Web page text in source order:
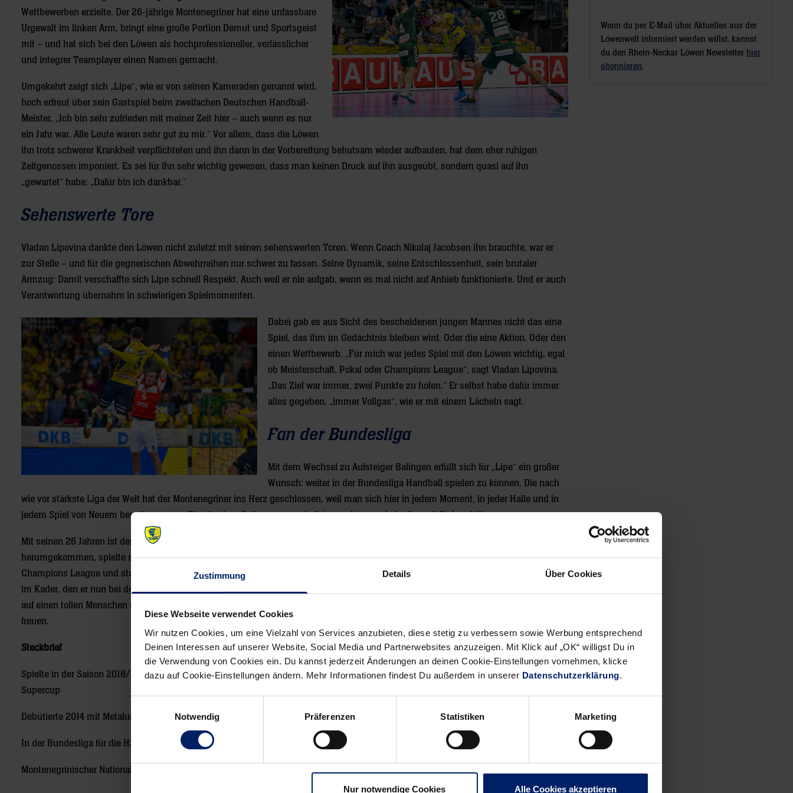
Zustimmung Details Über Cookies
Diese Webseite verwendet Cookies
Wir nutzen Cookies, um eine Vielzahl von Services anzubieten, diese stetig zu verbessern sowie Werbung entsprechend
Deinen Interessen auf unserer Website, Social Media und Partnerwebsites anzuzeigen. Mit Klick auf „OK“ willigst Du in
die Verwendung von Cookies ein. Du kannst jederzeit Änderungen an deinen Cookie-Einstellungen vornehmen, klicke
dazu auf Cookie-Einstellungen ändern. Mehr Informationen findest Du außerdem in unserer Datenschutzerklärung.
Notwendig
Präferenzen Statistiken Marketing
Nur notwendige Cookies Alle Cookies akzeptieren
Wettbewerben erzielte. Der 26-jährige Montenegriner hat eine unfassbare
Urgewalt im linken Arm, bringt eine große Portion Demut und Sportsgeist
mit – und hat sich bei den Löwen als hochprofessioneller, verlässlicher
und integrer Teamplayer einen Namen gemacht.
Umgekehrt zeigt sich „Lipe“, wie er von seinen Kameraden genannt wird,
hoch erfreut über sein Gastspiel beim zweifachen Deutschen Handball-
Meister. „Ich bin sehr zufrieden mit meiner Zeit hier – auch wenn es nur
ein Jahr war. Alle Leute waren sehr gut zu mir.“ Vor allem, dass die Löwen
ihn trotz schwerer Krankheit verpflichteten und ihn dann in der Vorbereitung behutsam wieder aufbauten, hat dem eher ruhigen
Zeitgenossen imponiert. Es sei für ihn sehr wichtig gewesen, dass man keinen Druck auf ihn ausgeübt, sondern quasi auf ihn
„gewartet“ habe: „Dafür bin ich dankbar.“
Sehenswerte Tore
Vladan Lipovina dankte den Löwen nicht zuletzt mit seinen sehenswerten Toren. Wenn Coach Nikolaj Jacobsen ihn brauchte, war er
zur Stelle – und für die gegnerischen Abwehrreihen nur schwer zu fassen. Seine Dynamik, seine Entschlossenheit, sein brutaler
Armzug: Damit verschaffte sich Lipe schnell Respekt. Auch weil er nie aufgab, wenn es mal nicht auf Anhieb funktionierte. Und er auch
Verantwortung übernahm in schwierigen Spielmomenten.
Dabei gab es aus Sicht des bescheidenen jungen Mannes nicht das eine
Spiel, das ihm im Gedächtnis bleiben wird. Oder die eine Aktion. Oder den
einen Wettbewerb. „Für mich war jedes Spiel mit den Löwen wichtig, egal
ob Meisterschaft, Pokal oder Champions League“, sagt Vladan Lipovina.
„Das Ziel war immer, zwei Punkte zu holen.“ Er selbst habe dafür immer
alles gegeben, „immer Vollgas“, wie er mit einem Lächeln sagt.
Fan der Bundesliga
Mit dem Wechsel zu Aufsteiger Balingen erfüllt sich für „Lipe“ ein großer
Wunsch: weiter in der Bundesliga Handball spielen zu können. Die nach
wie vor stärkste Liga der Welt hat der Montenegriner ins Herz geschlossen, weil man sich hier in jedem Moment, in jeder Halle und in
jedem Spiel von Neuem beweisen muss. Dies in einer Spitzenmannschaft tun zu können, habe ihn mit Stolz erfüllt.
Mit seinen 26 Jahren ist der Rückraum-Rechte schon ganz schön
herumgekommen, spielte schon mit Anfang 20 bei Metalurg Skopje in der
Champions League und stand eine kurze Zeit zusammen mit Filip Taleski
im Kader, den er nun bei den Löwen wiedertraf. Sein neuer Klub darf sich
auf einen tollen Menschen und einen mustergültigen Handball-Profi
freuen.
Steckbrief
Spielte in der Saison 2018/19 für die Löwen und gewann mit ihnen den
Supercup
Debütierte 2014 mit Metalurg Skopje in der Champions League gegen Paris St. Germain und erzielte dabei drei Tore
In der Bundesliga für die HSG Wetzlar (2014 bis 2017) und den TV Hüttenberg aktiv (2017/18) aktiv
Montenegrinischer Nationalspieler
Wenn du per E-Mail über Aktuelles aus der
Löwenwelt informiert werden willst, kannst
du den Rhein-Neckar Löwen Newsletter hier
abonnieren.